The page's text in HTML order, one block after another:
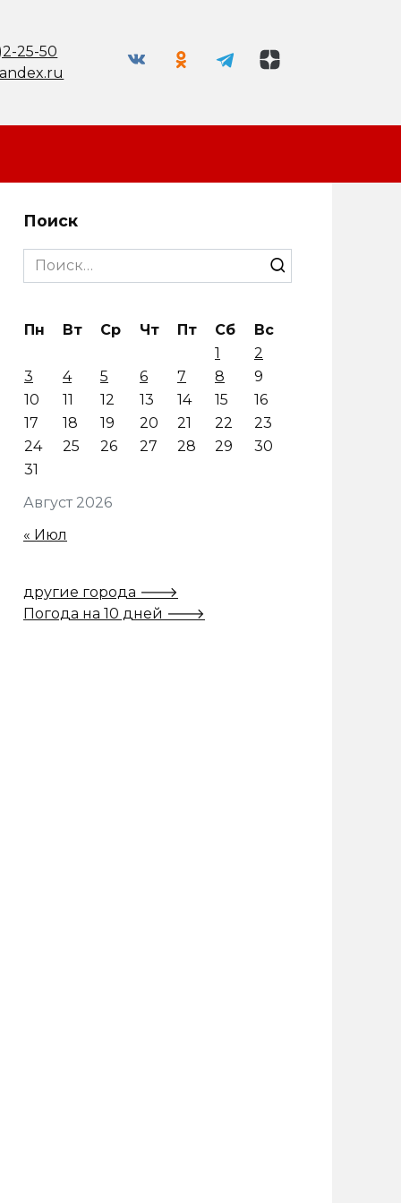
25-50
Поиск
Search
for:
Август 2026
Пн Вт Ср Чт Пт Сб
Вс
1
2
3
4 5 6 7 8
9
10
11 12 13 14 15
16
17
18 19 20 21 22
23
24
25 26 27 28 29
30
31
« Июл
другие города 🡒
Погода на 10 дней 🡒